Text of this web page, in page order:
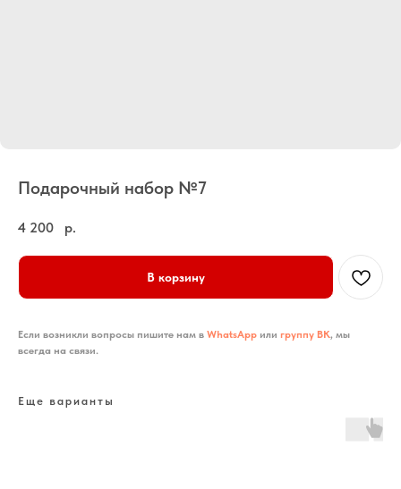
Подарочный набор №7
4 200 р.
В корзину
Если возникли вопросы пишите нам в WhatsApp или группу ВК, мы
всегда на связи.
Еще варианты